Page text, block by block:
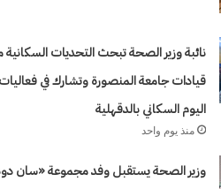
نائبة وزير الصحة تبحث التحديات السكانية
قيادات جامعة المنصورة وتشارك في فعاليات
اليوم السكاني بالدقهلية
منذ يوم واحد
وزير الصحة يستقبل وفد مجموعة «سان